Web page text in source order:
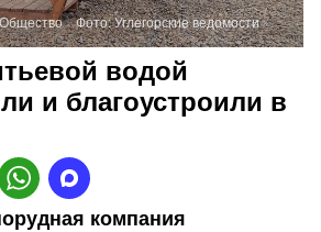
Общество Фото:Углегорские ведомости
водой
и благоустроили в
компания